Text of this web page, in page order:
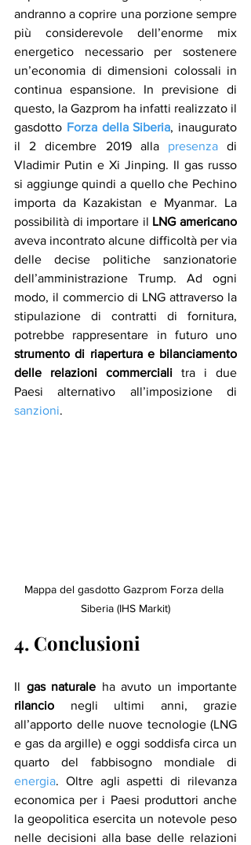
andranno a coprire una porzione sempre
più considerevole dell’enorme mix
energetico necessario per sostenere
un’economia di dimensioni colossali in
continua espansione. In previsione di
questo, la Gazprom ha infatti realizzato il
gasdotto Forza della Siberia, inaugurato
il 2 dicembre 2019 alla presenza di
Vladimir Putin e Xi Jinping. Il gas russo
si aggiunge quindi a quello che Pechino
importa da Kazakistan e Myanmar. La
possibilità di importare il LNG americano
aveva incontrato alcune difficoltà per via
delle decise politiche sanzionatorie
dell’amministrazione Trump. Ad ogni
modo, il commercio di LNG attraverso la
stipulazione di contratti di fornitura,
strumento di riapertura e bilanciamento
delle relazioni commerciali tra i due
sanzioni.
Mappa del gasdotto Gazprom Forza della
Siberia (IHS Markit)
4. Conclusioni
Il gas naturale
rilancio negli ultimi anni, grazie
all’apporto delle nuove tecnologie (LNG
e gas da argille) e oggi soddisfa circa un
energia. Oltre agli aspetti di rilevanza
economica per i Paesi produttori anche
la geopolitica esercita un notevole peso
nelle decisioni alla base delle relazioni